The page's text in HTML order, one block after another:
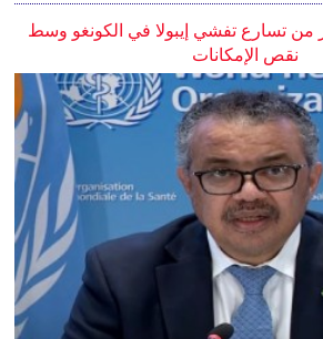
من تسارع تفشي إيبولا في الكونغو وسط
نقص الإمكانات